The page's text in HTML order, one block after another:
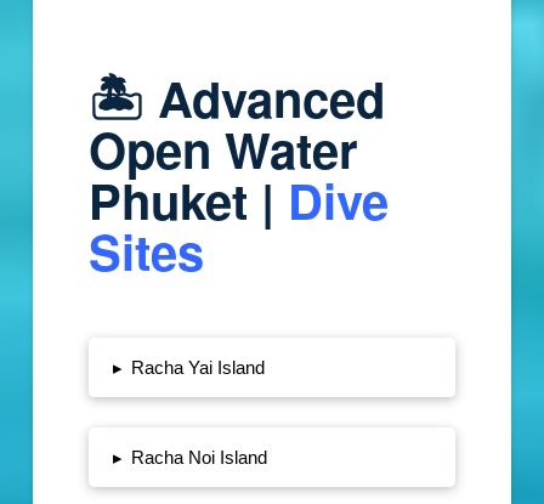
🏝️ Advanced
Open Water
Phuket | Dive
Sites
▸ Racha Yai Island
▸ Racha Noi Island